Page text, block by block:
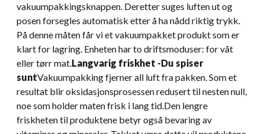
vakuumpakkingsknappen. Deretter suges luften ut og
posen forsegles automatisk etter å ha nådd riktig trykk.
På denne måten får vi et vakuumpakket produkt som er
klart for lagring. Enheten har to driftsmoduser: for våt
eller tørr mat. Langvarig friskhet -Du spiser
suntVakuumpakking fjerner all luft fra pakken. Som et
resultat blir oksidasjonsprosessen redusert til nesten null,
noe som holder maten frisk i lang tid.Den lengre
friskheten til produktene betyr også bevaring av